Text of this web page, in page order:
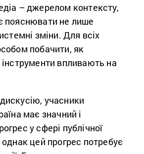
– джерелом контексту,
пояснювати не лише
зміни. Для всіх
побачити, як
інструменти впливають на
учасники
має значний і
у сфері публічної
цей прогрес потребує